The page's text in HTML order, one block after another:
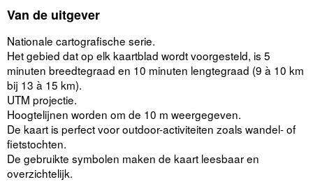
Van de uitgever
Nationale cartografische serie.
Het gebied dat op elk kaartblad wordt voorgesteld, is 5
minuten breedtegraad en 10 minuten lengtegraad (9 à 10 km
bij 13 à 15 km).
UTM projectie.
Hoogtelijnen worden om de 10 m weergegeven.
De kaart is perfect voor outdoor-activiteiten zoals wandel- of
fietstochten.
De gebruikte symbolen maken de kaart leesbaar en
overzichtelijk.